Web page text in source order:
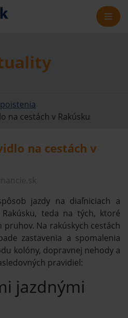
na cestách v Rakúsku
na cestách v
jazdy na diaľniciach a
teda na tých, ktoré
pruhov. Na rakúskych cestách
zastavenia a spomalenia
kolóny, dopravnej nehody a
pravidiel:
jazdnými